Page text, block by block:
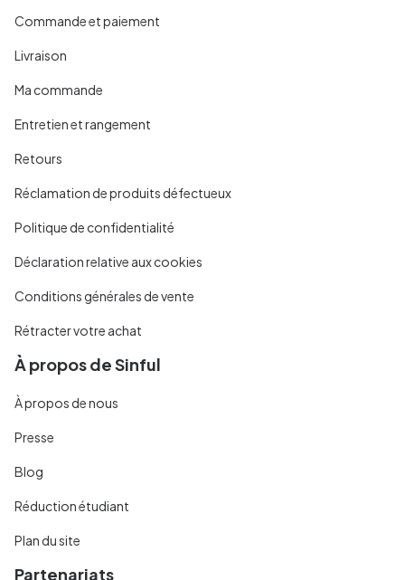
Commande et paiement
Livraison
Ma commande
Entretien et rangement
Retours
Réclamation de produits défectueux
Politique de confidentialité
Déclaration relative aux cookies
Conditions générales de vente
Rétracter votre achat
À propos de Sinful
À propos de nous
Presse
Blog
Réduction étudiant
Plan du site
Partenariats